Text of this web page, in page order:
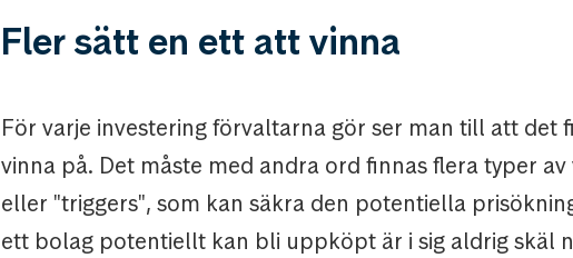
Fler sätt en ett att vinna
För varje investering förvaltarna gör ser man till att det
vinna på. Det måste med andra ord finnas flera typer
eller "triggers", som kan säkra den potentiella
ett bolag potentiellt kan bli uppköpt är i sig aldrig skäl